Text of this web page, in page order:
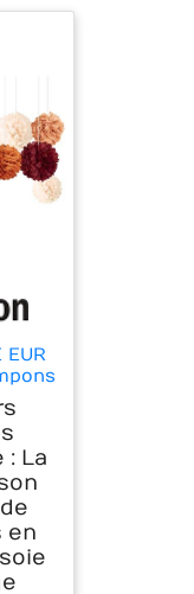
EUR
de
les
et
: La
en